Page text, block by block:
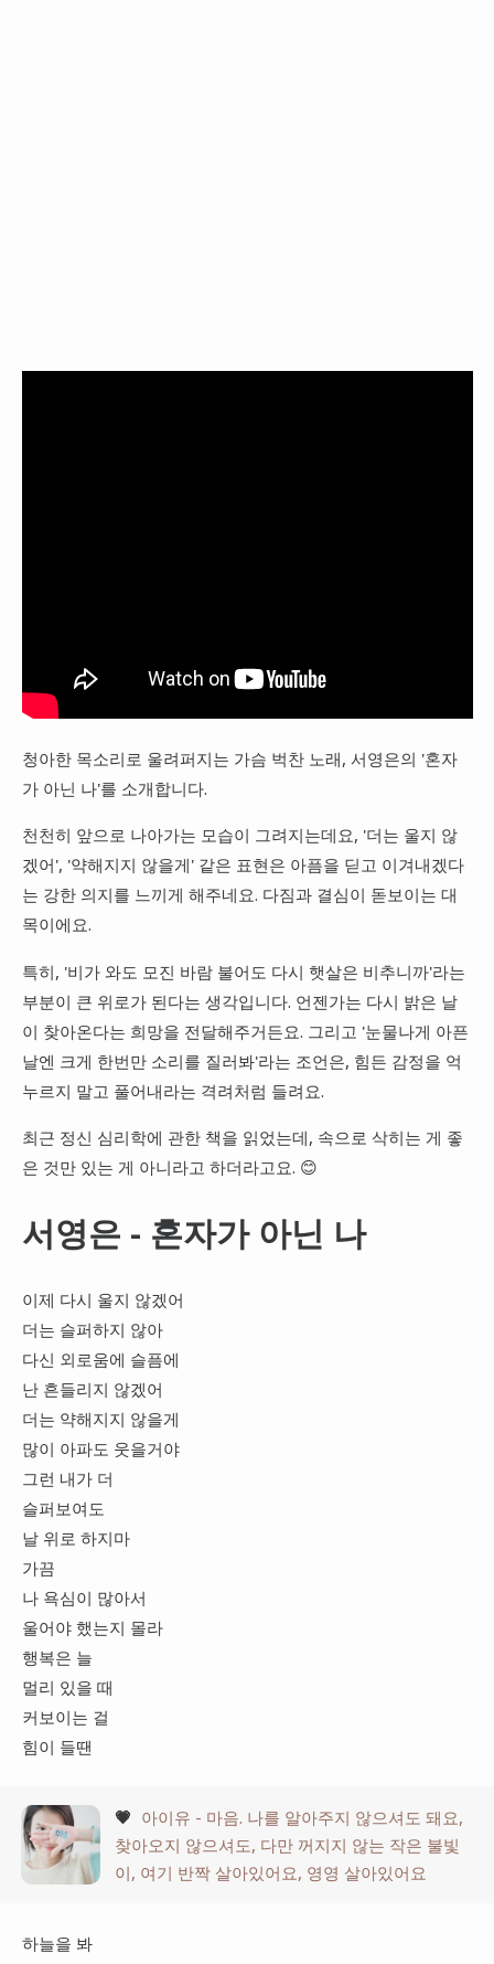
청아한 목소리로 울려퍼지는 가슴 벅찬 노래, 서영은의 '혼자
가 아닌 나'를 소개합니다.
천천히 앞으로 나아가는 모습이 그려지는데요, '더는 울지 않
겠어', '약해지지 않을게' 같은 표현은 아픔을 딛고 이겨내겠다
는 강한 의지를 느끼게 해주네요. 다짐과 결심이 돋보이는 대
목이에요.
특히, '비가 와도 모진 바람 불어도 다시 햇살은 비추니까'라는
부분이 큰 위로가 된다는 생각입니다. 언젠가는 다시 밝은 날
이 찾아온다는 희망을 전달해주거든요. 그리고 '눈물나게 아픈
날엔 크게 한번만 소리를 질러봐'라는 조언은, 힘든 감정을 억
누르지 말고 풀어내라는 격려처럼 들려요.
최근 정신 심리학에 관한 책을 읽었는데, 속으로 삭히는 게 좋
은 것만 있는 게 아니라고 하더라고요. 😊
서영은 - 혼자가 아닌 나
이제 다시 울지 않겠어
더는 슬퍼하지 않아
다신 외로움에 슬픔에
난 흔들리지 않겠어
더는 약해지지 않을게
많이 아파도 웃을거야
그런 내가 더
슬퍼보여도
날 위로 하지마
가끔
나 욕심이 많아서
울어야 했는지 몰라
행복은 늘
멀리 있을 때
커보이는 걸
힘이 들땐
💗 아이유 - 마음. 나를 알아주지 않으셔도 돼요,
찾아오지 않으셔도, 다만 꺼지지 않는 작은 불빛
이, 여기 반짝 살아있어요, 영영 살아있어요
하늘을 봐